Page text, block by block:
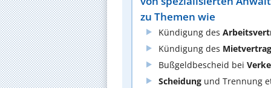
zu Themen wie
Kündigung des
Kündigung des
Bußgeldbescheid bei
Scheidung und Trennung